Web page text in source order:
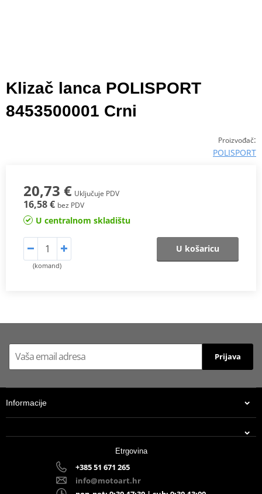
Klizač lanca POLISPORT
8453500001 Crni
Proizvođač:
POLISPORT
20,73 € Uključuje PDV
16,58 € bez PDV
U centralnom skladištu
(komand)
U košaricu
Prijava
Informacije
Etrgovina
+385 51 671 265
info@motoart.hr